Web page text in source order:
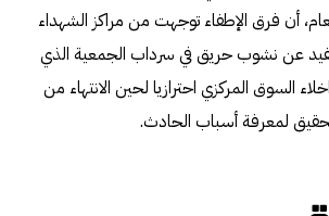
أن فرق الإطفاء توجهت من مراكز الشهداء
عن نشوب حريق في سرداب الجمعية الذي
السوق المركزي احترازيا لحين الانتهاء من
لمعرفة أسباب الحادث.